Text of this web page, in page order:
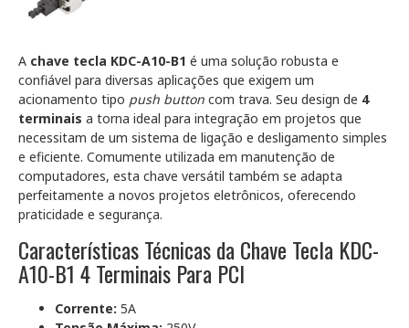
A chave tecla KDC-A10-B1 é uma solução robusta e
confiável para diversas aplicações que exigem um
acionamento tipo push button com trava. Seu design de 4
terminais a torna ideal para integração em projetos que
necessitam de um sistema de ligação e desligamento simples
e eficiente. Comumente utilizada em manutenção de
computadores, esta chave versátil também se adapta
perfeitamente a novos projetos eletrônicos, oferecendo
praticidade e segurança.
Características Técnicas da Chave Tecla KDC-
A10-B1 4 Terminais Para PCI
Corrente: 5A